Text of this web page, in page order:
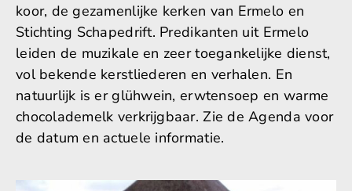
koor, de gezamenlijke kerken van Ermelo en
Stichting Schapedrift. Predikanten uit Ermelo
leiden de muzikale en zeer toegankelijke dienst,
vol bekende kerstliederen en verhalen. En
natuurlijk is er glühwein, erwtensoep en warme
chocolademelk verkrijgbaar. Zie de Agenda voor
de datum en actuele informatie.